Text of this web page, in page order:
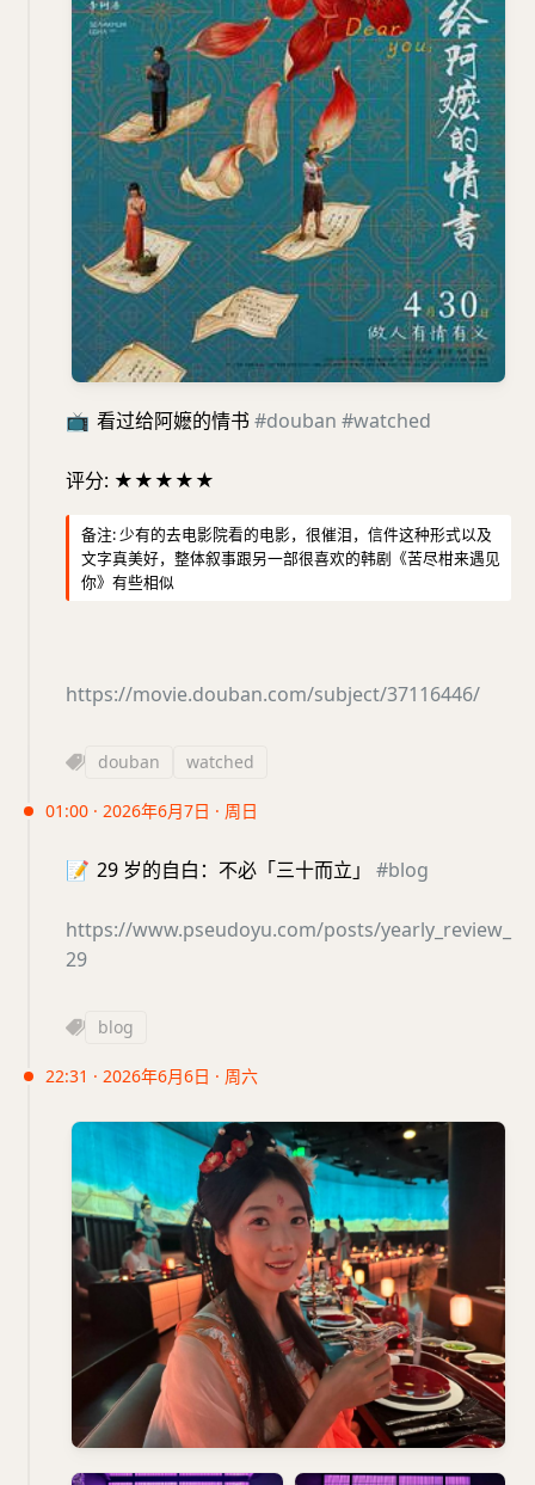
📺 看过给阿嬷的情书 #douban #watched
评分: ★★★★★
备注: 少有的去电影院看的电影，很催泪，信件这种形式以及
文字真美好，整体叙事跟另一部很喜欢的韩剧《苦尽柑来遇见
你》有些相似
https://movie.douban.com/subject/37116446/
douban watched
01:00 · 2026年6月7日 · 周日
📝 29 岁的自白：不必「三十而立」 #blog
https://www.pseudoyu.com/posts/yearly_review_
29
blog
22:31 · 2026年6月6日 · 周六